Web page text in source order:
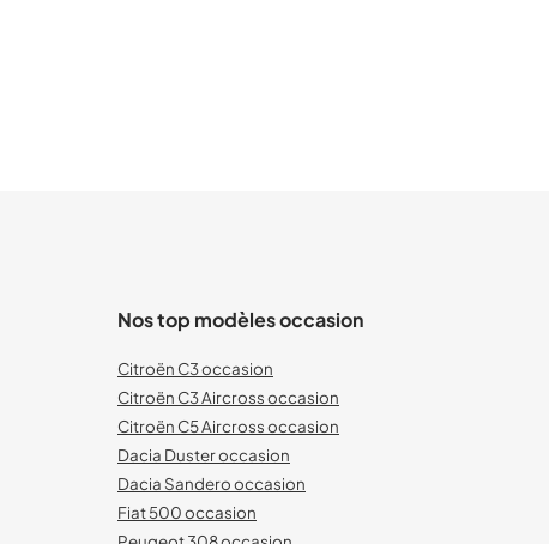
Nos top modèles occasion
Citroën C3 occasion
Citroën C3 Aircross occasion
Citroën C5 Aircross occasion
Dacia Duster occasion
Dacia Sandero occasion
Fiat 500 occasion